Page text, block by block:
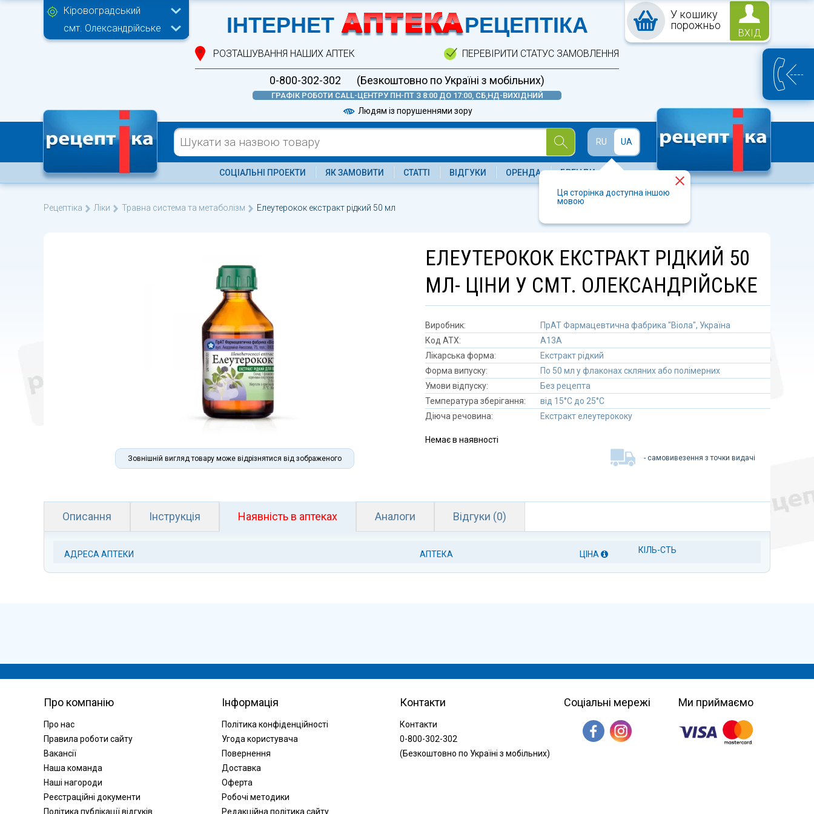
Кіровоградський
смт. Олександрійське
У кошику
порожньо
ВХІД
ІНТЕРНЕТ АПТЕКА
РЕЦЕПТІКА
РОЗТАШУВАННЯ НАШИХ АПТЕК ПЕРЕВІРИТИ СТАТУС ЗАМОВЛЕННЯ
0-800-302-302 (Безкоштовно по Україні з мобільних)
ГРАФІК РОБОТИ CALL-ЦЕНТРУ ПН-ПТ З 8:00 ДО 17:00, СБ,НД-ВИХІДНИЙ
Людям із порушеннями зору
RU UA
Ця сторінка доступна іншою
мовою
СОЦІАЛЬНІ ПРОЕКТИ ЯК ЗАМОВИТИ СТАТТІ ВІДГУКИ ОРЕНДА БРЕНДИ
Рецептіка Ліки Травна система та метаболізм Елеутерокок екстракт рідкий 50 мл
Зовнішній вигляд товару може відрізнятися від зображеного
ЕЛЕУТЕРОКОК ЕКСТРАКТ РІДКИЙ 50
МЛ- ЦІНИ У СМТ. ОЛЕКСАНДРІЙСЬКЕ
Виробник:
ПрАТ Фармацевтична фабрика "Віола", Україна
Код АТХ:
A13A
Лікарська форма:
Екстракт рідкий
Форма випуску:
По 50 мл у флаконах скляних або полімерних
Умови відпуску:
Без рецепта
Температура зберігання:
від 15°C до 25°C
Діюча речовина:
Екстракт елеутерококу
Немає в наявності
- самовивезення з точки видачі
Описання Інструкція Наявність в аптеках Аналоги Відгуки (0)
АДРЕСА АПТЕКИ АПТЕКА ЦІНА КІЛЬ-СТЬ
Про компанію
Про нас
Правила роботи сайту
Вакансії
Наша команда
Наші нагороди
Реєстраційні документи
Політика публікації відгуків
Інформація
Політика конфіденційності
Угода користувача
Повернення
Доставка
Оферта
Робочі методики
Редакційна політика сайту
Контакти
Контакти
0-800-302-302
(Безкоштовно по Україні з мобільних)
Соціальні мережі Ми приймаємо